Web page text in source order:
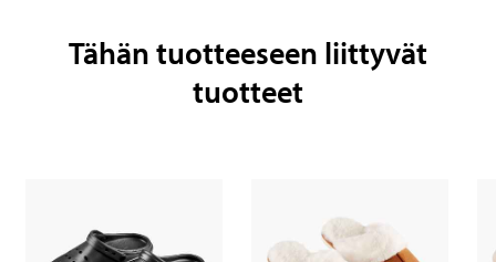
Tähän tuotteeseen liittyvät
tuotteet